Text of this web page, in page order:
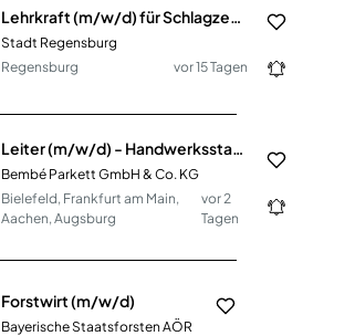
Stadt Regensburg
Regensburg
vor 15 Tagen
Leiter (m/w/d) - Handwerksstandort Organisation und Betrieb für Parkett und Bodenbeläge
Bembé Parkett GmbH & Co. KG
Bielefeld, Frankfurt am Main,
Aachen, Augsburg
vor 2
Tagen
Forstwirt (m/w/d)
Bayerische Staatsforsten AÖR